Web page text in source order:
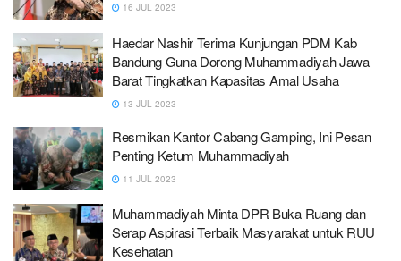
16 JUL 2023
Haedar Nashir Terima Kunjungan PDM Kab
Bandung Guna Dorong Muhammadiyah Jawa
Barat Tingkatkan Kapasitas Amal Usaha
13 JUL 2023
Resmikan Kantor Cabang Gamping, Ini Pesan
Penting Ketum Muhammadiyah
11 JUL 2023
Muhammadiyah Minta DPR Buka Ruang dan
Serap Aspirasi Terbaik Masyarakat untuk RUU
Kesehatan